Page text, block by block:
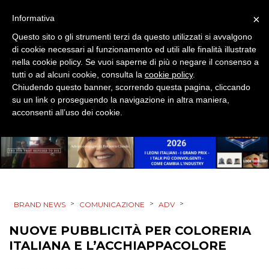
PRODOTTI
PUNTI VENDITA
CSR
STRATEGIE
DIGITALE
BRAND NEWS > COMUNICAZIONE > ADV >
NUOVE PUBBLICITÀ PER COLORERIA
ITALIANA E L’ACCHIAPPACOLORE
×
Informativa
Questo sito o gli strumenti terzi da questo utilizzati si avvalgono
di cookie necessari al funzionamento ed utili alle finalità illustrate
nella cookie policy. Se vuoi saperne di più o negare il consenso a
tutti o ad alcuni cookie, consulta la cookie policy.
Chiudendo questo banner, scorrendo questa pagina, cliccando
su un link o proseguendo la navigazione in altra maniera,
acconsenti all’uso dei cookie.